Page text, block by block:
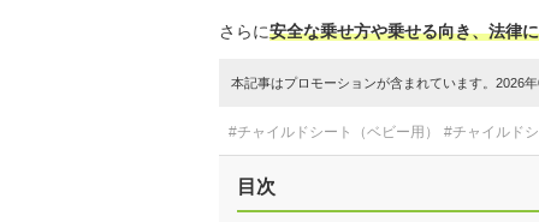
さらに安全な乗せ方や乗せる向き、法律
本記事はプロモーションが含まれています。2026
#チャイルドシート（ベビー用） #チャイルド
目次